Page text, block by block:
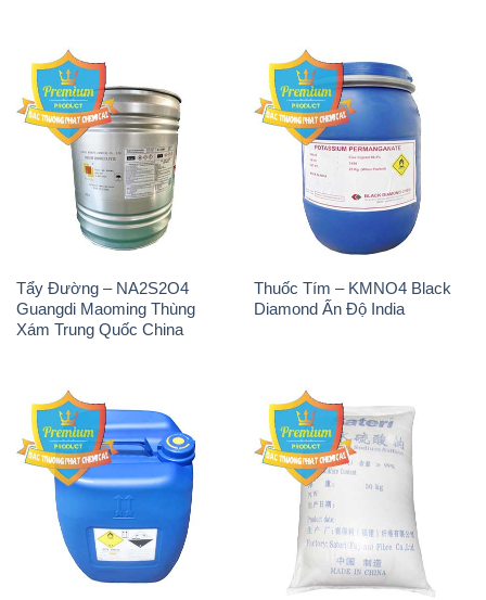
Tẩy Đường – NA2S2O4
Guangdi Maoming Thùng
Xám Trung Quốc China
Thuốc Tím – KMNO4 Black
Diamond Ấn Độ India